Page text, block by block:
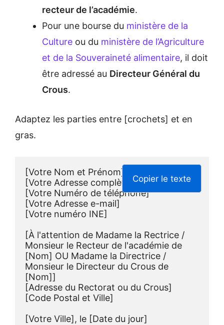
recteur de l’académie.
Pour une bourse du ministère de la
Culture ou du ministère de l’Agriculture
et de la Souveraineté alimentaire, il doit
être adressé au Directeur Général du
Crous.
Adaptez les parties entre [crochets] et en
gras.
[Votre Nom et Prénom]
[Votre Adresse complète]
[Votre Numéro de téléphone]
[Votre Adresse e-mail]
[Votre numéro INE]
[À l'attention de Madame la Rectrice /
Monsieur le Recteur de l'académie de
[Nom] OU Madame la Directrice /
Monsieur le Directeur du Crous de
[Nom]]
[Adresse du Rectorat ou du Crous]
[Code Postal et Ville]
[Votre Ville], le [Date du jour]
Copier le texte